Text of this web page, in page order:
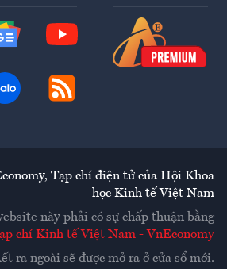
, Tạp chí điện tử của Hội Khoa
học Kinh tế Việt Nam
này phải có sự chấp thuận bằng
chí Kinh tế Việt Nam - VnEconomy
ra ngoài sẽ được mở ra ở cửa sổ mới.